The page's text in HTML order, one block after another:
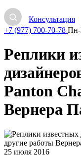
Консультация
+7 (977) 700-70-78 Пн-
Реплики
Panton
Вернера
25 июля 2016